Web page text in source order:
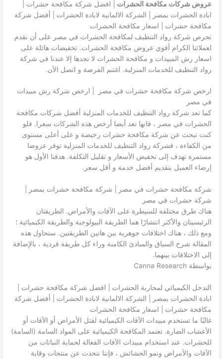
عروض شركات مكافحة الحشرات | افضل شركة مكافحة حشرات |
ابادة الحشرات بمصر | الشركة الالمانية لابادة الحشرات | أفضل شركة
مكافحة حشرات | اسعار مكافحة الحشرات
تحرص شركة رواد التنظيف لمكافحة الحشرات في مصر على أن نقدم
لعملائنا الكرام أقوي عروض مكافحة الحشرات. تخفيضات هائلة على
اسعار رش المبيدات و مكافحة الحشرات لا تجدها إلا عندنا في شركة
رواد التنظيف للخدمات المنزلية. اغتنم الفرصة و اتصل الأن.
ارخص شركة مكافحة حشرات في مصر | ارخص شركة رش مبيدات
في مصر
كما تعد شركة رواد التنظيف للخدمات المنزلية أفضل شركات مكافحة
الحشرات في مصر ، فانها تعد أيضا أرخص هذه الشركات سعرا. فلو
كنت تبحث عن شركة مكافحة حشرات رخيصة و على أعلى مستوى
من الكفاءة ، فشركة رواد التنظيف للخدمات المنزلية توفر عروضا
مستمرة تهدف إلى تخفيض الأسعار و تقليل التكلفة. هدفنا الأول هو
إرضاء العميل بتقديم أفضل خدمة و أقل سعر.
شركة مكافحة حشرات في مصر | شركة مكافحة حشرات بمصر |
شركة حشرات في مصر
هناك طرق مختلفة للسيطرة على الآفات والأمراض. الطريقتان
الرئيسيتان والأكثر انتشارًا هما الطريقة البيولوجية والطريقة الكيميائية ؛
ومع ذلك ، هناك اختلافات جوهرية بين هاتين الطريقتين. ستحاول هذه
المقالة شرح السياق والمبادئ الكامنة وراء كل طريقة فردية ، بالإضافة
إلى الاختلافات بينهما.
بواسطة Canna Research
التدخل الكيميائي لمحاربة الحشرات | افضل شركة مكافحة حشرات |
ابادة الحشرات بمصر | الشركة الالمانية لابادة الحشرات | أفضل شركة
مكافحة حشرات | اسعار مكافحة الحشرات
غالبًا ما تستخدم مبيدات الآفات الكيميائية لقتل الأمراض أو الآفات أو
الأعشاب الضارة. تعتمد المكافحة الكيميائية على المواد السامة (السامة)
للحشرات. عند استخدام مبيدات الآفات الفعالة لحماية النباتات من
الآفات والأمراض ونمو الحشائش ، فإننا نتحدث عن منتجات وقاية